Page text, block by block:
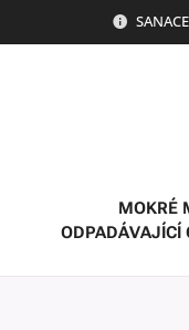
MOKRÉ
ODPADÁVAJÍCÍ